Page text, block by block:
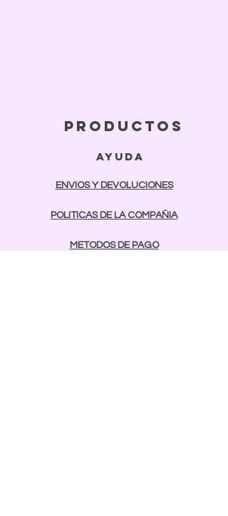
productos
ayuda
ENVIOS Y DEVOLUCIONES
POLITICAS DE LA COMPAÑIA
METODOS DE PAGO